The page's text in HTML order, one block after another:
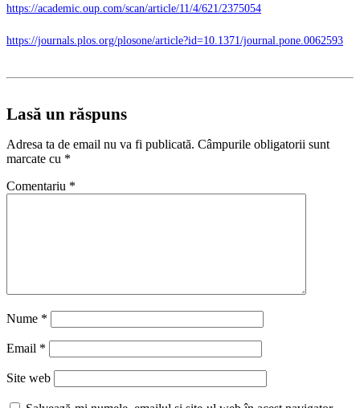
https://academic.oup.com/scan/article/11/4/621/2375054
https://journals.plos.org/plosone/article?id=10.1371/journal.pone.0062593
Lasă un răspuns
Adresa ta de email nu va fi publicată. Câmpurile obligatorii sunt
marcate cu *
Comentariu *
Nume *
Email *
Site web